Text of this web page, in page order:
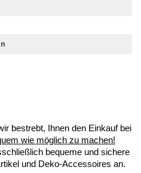
bestrebt, Ihnen den Einkauf bei
wie möglich zu machen!
bequeme und sichere
und Deko-Accessoires an.